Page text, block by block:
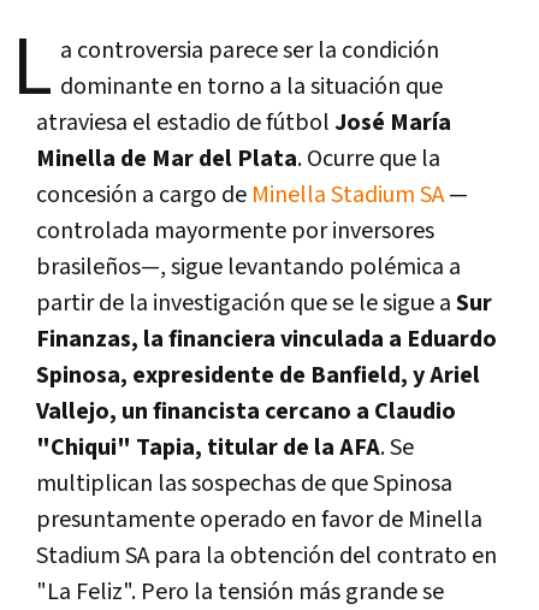
L a controversia parece ser la condición
dominante en torno a la situación que
atraviesa el estadio de fútbolJosé María
Minella de Mar del Plata. Ocurre que la
concesión a cargo de Minella Stadium SA—
controlada mayormente por inversores
brasileños—, sigue levantando polémica a
partir de la investigación que se le sigue aSur
Finanzas, la financiera vinculada a Eduardo
Spinosa, expresidente de Banfield, y Ariel
Vallejo, un financista cercano a Claudio
"Chiqui" Tapia, titular de la AFA. Se
multiplican las sospechas de que Spinosa
presuntamente operado en favor de Minella
Stadium SA para la obtención del contrato en
"La Feliz". Pero la tensión más grande se